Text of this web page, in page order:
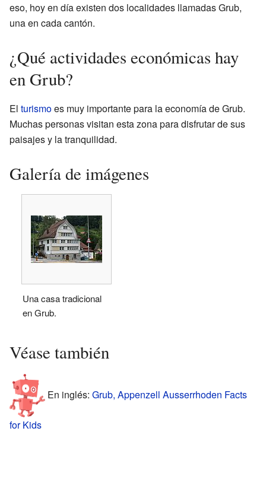
eso, hoy en día existen dos localidades llamadas Grub,
una en cada cantón.
¿Qué actividades económicas hay
en Grub?
El turismoes muy importante para la economía de Grub.
Muchas personas visitan esta zona para disfrutar de sus
paisajes y la tranquilidad.
Galería de imágenes
Una casa tradicional
en Grub.
Véase también
En inglés: Grub, Appenzell Ausserrhoden Facts
for Kids